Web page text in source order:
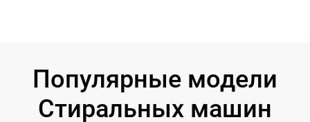
Популярные модели
Стиральных машин